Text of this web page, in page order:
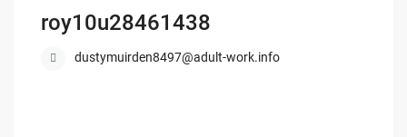
roy10u28461438
dustymuirden8497@adult-work.info